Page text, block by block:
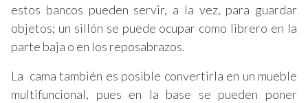
estos bancos pueden servir, a la vez, para guardar
objetos; un sillón se puede ocupar como librero en la
parte baja o en los reposabrazos.
La cama también es posible convertirla en un mueble
multifuncional, pues en la base se pueden poner